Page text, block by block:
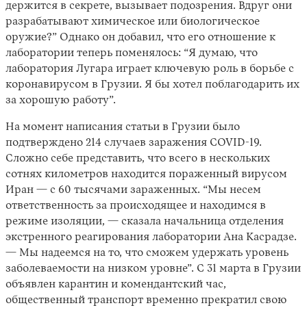
держится в секрете, вызывает подозрения. Вдруг они
разрабатывают химическое или биологическое
оружие?” Однако он добавил, что его отношение к
лаборатории теперь поменялось: “Я думаю, что
лаборатория Лугара играет ключевую роль в борьбе с
коронавирусом в Грузии. Я бы хотел поблагодарить их
за хорошую работу”.
На момент написания статьи в Грузии было
подтверждено 214 случаев заражения COVID-19.
Сложно себе представить, что всего в нескольких
сотнях километров находится пораженный вирусом
Иран — с 60 тысячами зараженных. “Мы несем
ответственность за происходящее и находимся в
режиме изоляции, — сказала начальница отделения
экстренного реагирования лаборатории Ана Касрадзе.
— Мы надеемся на то, что сможем удержать уровень
заболеваемости на низком уровне”. С 31 марта в Грузии
объявлен карантин и комендантский час,
общественный транспорт временно прекратил свою